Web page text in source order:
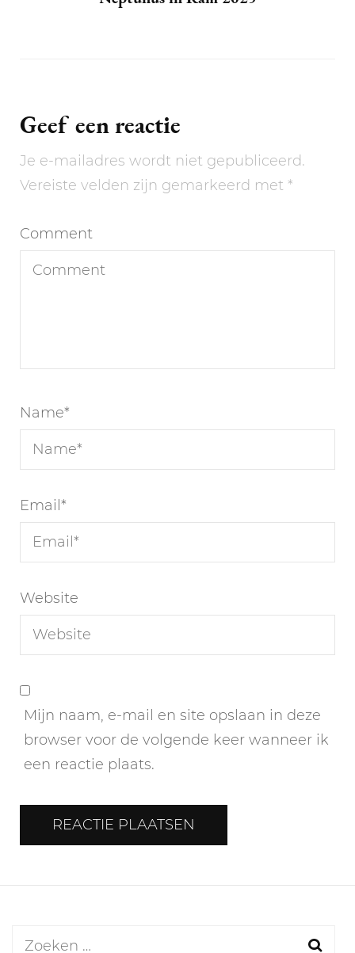
Geef een reactie
Je e-mailadres wordt niet gepubliceerd.
Vereiste velden zijn gemarkeerd met *
Comment
Name*
Email *
Website
Mijn naam, e-mail en site opslaan in deze
browser voor de volgende keer wanneer ik
een reactie plaats.
Zoeken